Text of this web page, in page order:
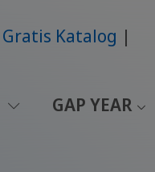
Gratis Katalog
GAP YEAR